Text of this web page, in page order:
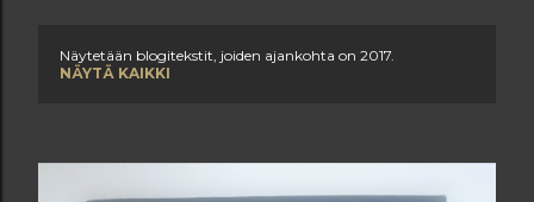
T
k
Näytetään blogitekstit, joiden ajankohta on 2017.
NÄYTÄ KAIKKI